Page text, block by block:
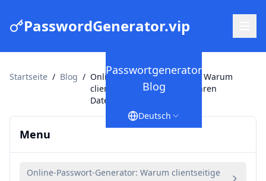
PasswordGenerator.vip
Passwortgenerator
Blog
Deutsch
Startseite / Blog / Online-Passwort-Generator: Warum
clientseitige Generierung Ihren
Datenschutz schützt
Menu
Online-Passwort-Generator: Warum clientseitige